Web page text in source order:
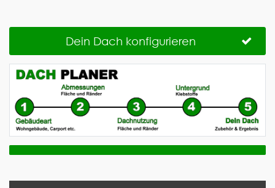
Dein Dach konfigurieren